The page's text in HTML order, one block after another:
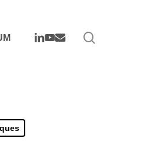
LINKEDIN
YOUTUBE
EMAIL